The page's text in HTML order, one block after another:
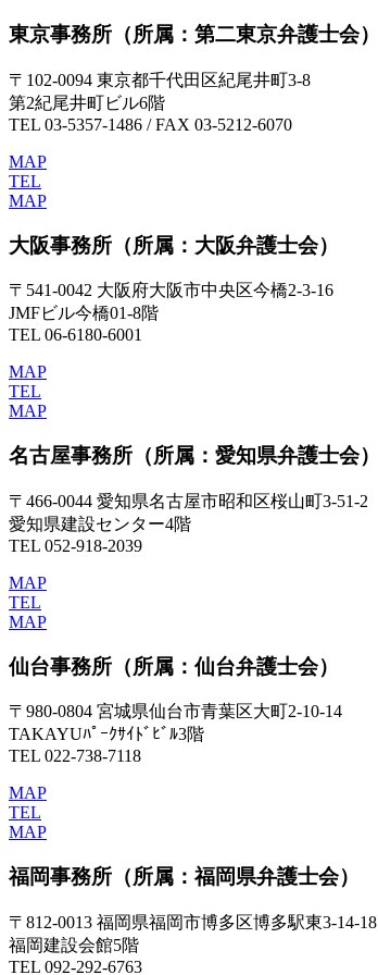
東京事務所 （所属：第二東京弁護士会）
〒102-0094 東京都千代田区紀尾井町3-8
第2紀尾井町ビル6階
TEL 03-5357-1486 / FAX 03-5212-6070
MAP
TEL
MAP
大阪事務所 （所属：大阪弁護士会）
〒541-0042 大阪府大阪市中央区今橋2-3-16
JMFビル今橋01-8階
TEL 06-6180-6001
MAP
TEL
MAP
名古屋事務所 （所属：愛知県弁護士会）
〒466-0044 愛知県名古屋市昭和区桜山町3-51-2
愛知県建設センター4階
TEL 052-918-2039
MAP
TEL
MAP
仙台事務所 （所属：仙台弁護士会）
〒980-0804 宮城県仙台市青葉区大町2-10-14
TAKAYUﾊﾟｰｸｻｲﾄﾞﾋﾞﾙ3階
TEL 022-738-7118
MAP
TEL
MAP
福岡事務所 （所属：福岡県弁護士会）
〒812-0013 福岡県福岡市博多区博多駅東3-14-18
福岡建設会館5階
TEL 092-292-6763